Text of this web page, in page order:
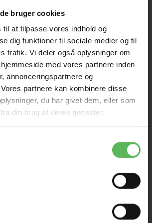
bruger cookies
til at tilpasse vores indhold og
dig funktioner til sociale medier og til
trafik. Vi deler også oplysninger om
med vores partnere inden
annonceringspartnere og
partnere kan kombinere disse
du har givet dem, eller som
din brug af deres tjenester.
8 AUGUST
WEBSHOPPEN ER
SAT NED
GÆLDER IKKE
BUTIKKERE